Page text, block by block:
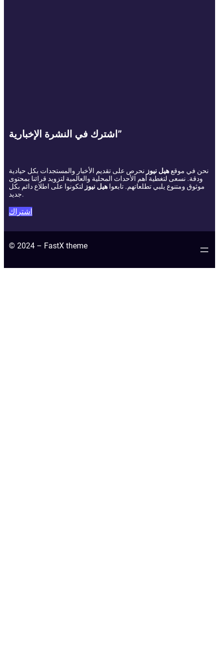
اشترك في النشرة الإخبارية”
نحن في موقعهيل نيوز نحرص على تقديم الأخبار والمستجدات بكل حيادية
ودقة. نسعى لتغطية أهم الأحداث المحلية والعالمية لتزويد قرائنا بمحتوى
موثوق ومتنوع يلبي تطلعاتهم. تابعوا هيل نيوز لتكونوا على اطلاع دائم بكل
جديد.
اشتراك
© 2024 – FastX theme